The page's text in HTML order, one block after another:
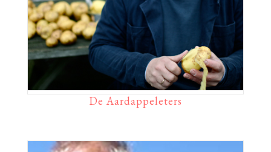
De Aardappeleters